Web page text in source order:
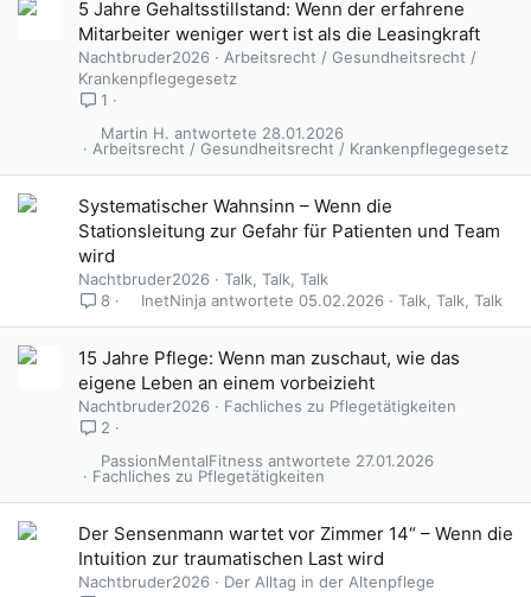
5 Jahre Gehaltsstillstand: Wenn der erfahrene
Mitarbeiter weniger wert ist als die Leasingkraft
Nachtbruder2026
Arbeitsrecht / Gesundheitsrecht /
Krankenpflegegesetz
1
Arbeitsrecht / Gesundheitsrecht / Krankenpflegegesetz
28.01.2026
Martin H.
Systematischer Wahnsinn – Wenn die
Stationsleitung zur Gefahr für Patienten und Team
wird
Nachtbruder2026
Talk, Talk, Talk
8
Talk, Talk, Talk
05.02.2026
InetNinja
15 Jahre Pflege: Wenn man zuschaut, wie das
eigene Leben an einem vorbeizieht
Nachtbruder2026
Fachliches zu Pflegetätigkeiten
2
Fachliches zu Pflegetätigkeiten
27.01.2026
PassionMentalFitness
Der Sensenmann wartet vor Zimmer 14“ – Wenn die
Intuition zur traumatischen Last wird
Nachtbruder2026
Der Alltag in der Altenpflege